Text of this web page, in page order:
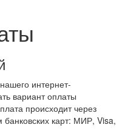
интернет-
вариант оплаты
происходит через
карт: МИР, Visa,